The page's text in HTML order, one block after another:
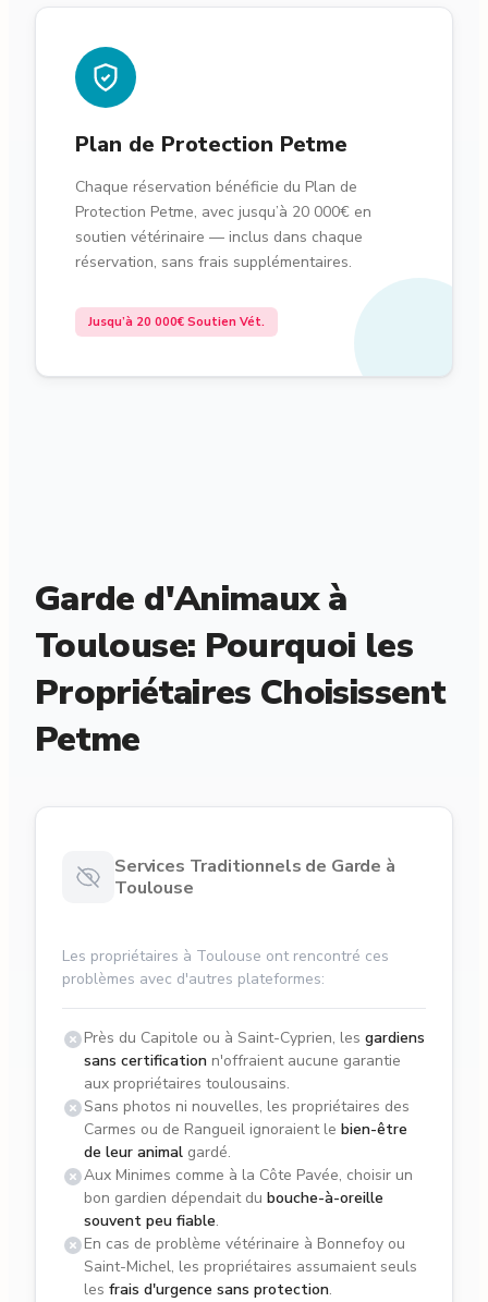
Plan de Protection Petme
Chaque réservation bénéficie du Plan de
Protection Petme, avec jusqu’à 20 000€ en
soutien vétérinaire — inclus dans chaque
réservation, sans frais supplémentaires.
Jusqu’à 20 000€ Soutien Vét.
Garde d'Animaux à
Toulouse: Pourquoi les
Propriétaires Choisissent
Petme
Services Traditionnels de Garde à
Toulouse
Les propriétaires à Toulouse ont rencontré ces
problèmes avec d'autres plateformes:
Près du Capitole ou à Saint-Cyprien, les gardiens
sans certification n'offraient aucune garantie
aux propriétaires toulousains.
Sans photos ni nouvelles, les propriétaires des
Carmes ou de Rangueil ignoraient le bien-être
de leur animal gardé.
Aux Minimes comme à la Côte Pavée, choisir un
bon gardien dépendait du bouche-à-oreille
souvent peu fiable.
En cas de problème vétérinaire à Bonnefoy ou
Saint-Michel, les propriétaires assumaient seuls
les frais d'urgence sans protection.